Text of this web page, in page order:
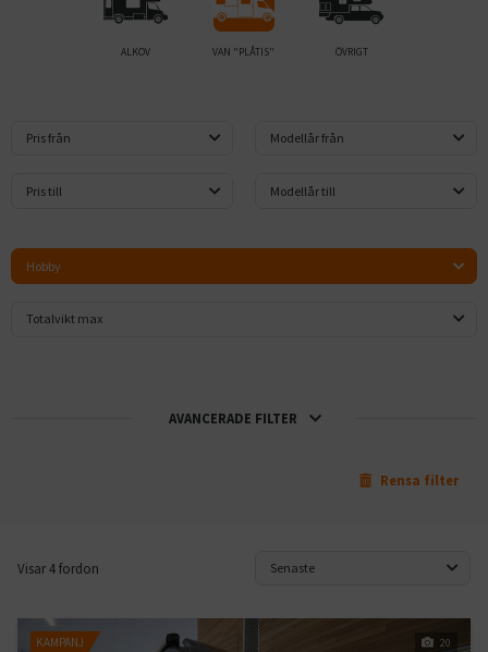
ALKOV VAN "PLÅTIS" ÖVRIGT
Pris från
Pris till
Modellår från
Modellår till
Hobby
Totalvikt max
AVANCERADE FILTER
Rensa filter
Visar 4 fordon Senaste
KAMPANJ 20